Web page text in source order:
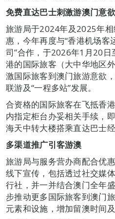
免费直达巴士刺激游澳门意欲
旅游局于2024年及2025年
惠，今年再度与“香港机场客
司”合作，于2026年1月20
港的国际旅客（大中华地区
激国际旅客到澳门旅游意欲
联游及“一程多站”发展。
合资格的国际旅客在飞抵香
内指定柜台办妥相关手续，
海天中转大楼搭乘直达巴士
多渠道推广引客游澳
旅游局与服务营办商配合优
线下宣传，包括透过社交媒
行社，并一并结合澳门全年
步推动更多国际旅客到澳门
元素和设施，增加留澳时间